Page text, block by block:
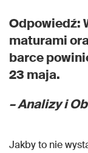
Odpowiedź:
maturami
barce
23 maja.
– Analizy i
Jakby to nie